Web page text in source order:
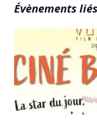
Évènements liés